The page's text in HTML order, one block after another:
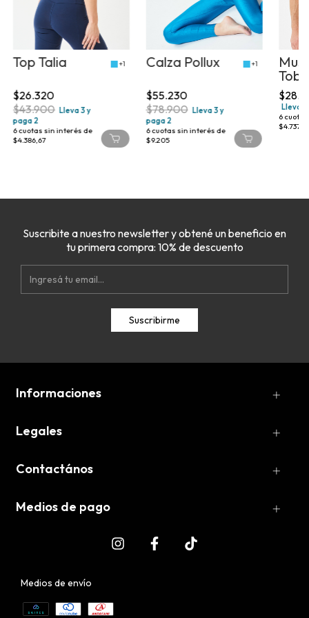
Top Talia +1
$26.320
$43.900 Lleva 3 y
paga 2
6cuotas sin interés de
$4.386,67
Calza Pollux +1
$55.230
$78.900 Lleva 3 y
paga 2
6cuotas sin interés de
$9.205
Lleva
6
Suscribite a nuestro newsletter y obtené un beneficio en
tu primera compra: 10% de descuento
Informaciones
Legales
Contactános
Medios de pago
Medios de envío